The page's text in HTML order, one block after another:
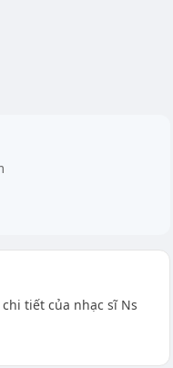
tiết của nhạc sĩ Ns